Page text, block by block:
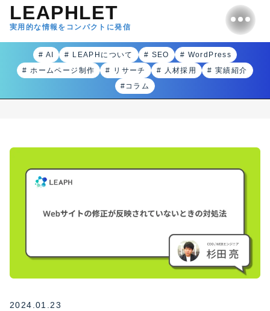
LEAPHLET
実用的な情報をコンパクトに発信
# AI # LEAPHについて # SEO
# WordPress
# ホームページ制作
# リサーチ # 人材採用
# 実績紹介
#コラム
2024.01.23